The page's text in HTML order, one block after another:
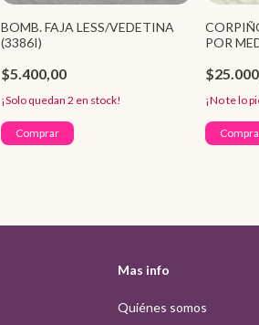
BOMB. FAJA LESS/VEDETINA
(3386I)
$5.400,00
¡Solo quedan 2 en stock!
POR
¡No te lo
Mas info
Quiénes somos